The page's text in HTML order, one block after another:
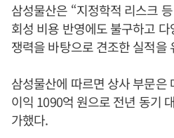
삼성물산은 “지정학적 리스크
회성 비용 반영에도 불구하고
쟁력을 바탕으로 견조한 실적을
삼성물산에 따르면 상사 부문은
이익 1090억 원으로 전년 동기
가했다.